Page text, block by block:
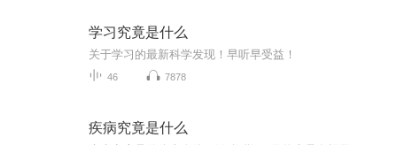
学习究竟是什么
关于学习的最新科学发现！早听早受益！
46 7878
疾病究竟是什么